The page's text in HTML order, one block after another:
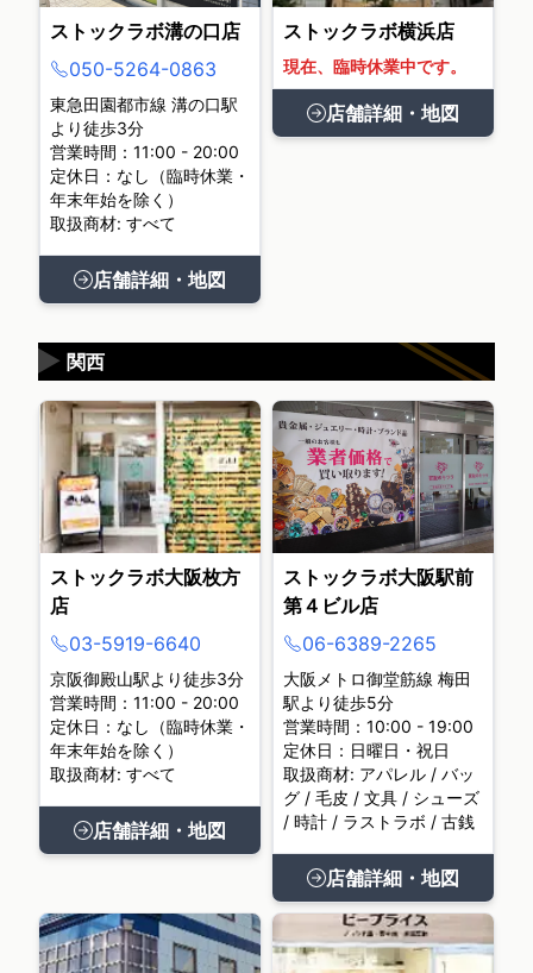
ストックラボ溝の口店
050-5264-0863
東急田園都市線 溝の口駅
より徒歩3分
営業時間：11:00 - 20:00
定休日：なし（臨時休業・
年末年始を除く）
取扱商材: すべて
店舗詳細・地図
ストックラボ横浜店
現在、臨時休業中です。
店舗詳細・地図
関西
▶
ストックラボ大阪枚方
店
03-5919-6640
京阪御殿山駅より徒歩3分
営業時間：11:00 - 20:00
定休日：なし（臨時休業・
年末年始を除く）
取扱商材: すべて
店舗詳細・地図
ストックラボ大阪駅前
第４ビル店
06-6389-2265
大阪メトロ御堂筋線 梅田
駅より徒歩5分
営業時間：10:00 - 19:00
定休日：日曜日・祝日
取扱商材: アパレル / バッ
グ / 毛皮 / 文具 / シューズ
/ 時計 / ラストラボ / 古銭
店舗詳細・地図